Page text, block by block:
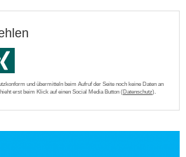
und übermitteln beim Aufruf der Seite noch keine Daten an
erst beim Klick auf einen Social Media Button (Datenschutz).